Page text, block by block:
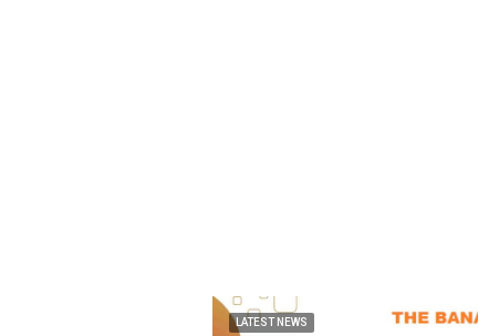
LATEST NEWS